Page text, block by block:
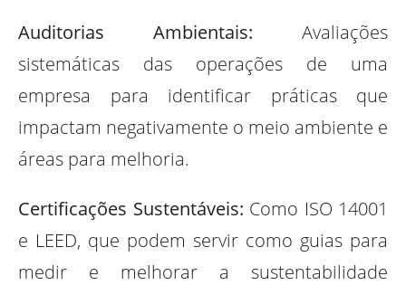
Auditorias Ambientais: Avaliações
sistemáticas das operações de uma
empresa para identificar práticas que
impactam negativamente o meio ambiente e
áreas para melhoria.
Certificações Sustentáveis: Como ISO 14001
e LEED, que podem servir como guias para
medir e melhorar a sustentabilidade